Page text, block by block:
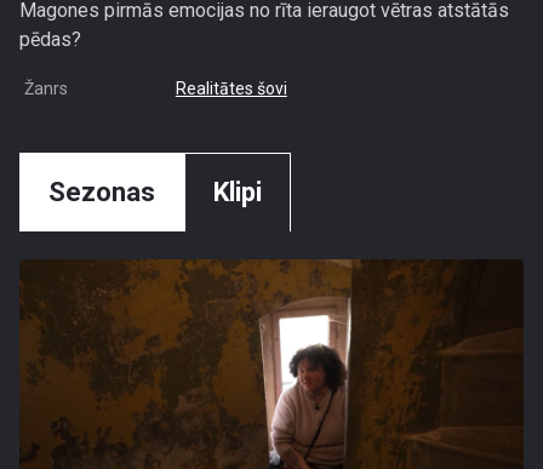
Magones pirmās emocijas no rīta ieraugot vētras atstātās
pēdas?
Žanrs Realitātes šovi
Sezonas Klipi